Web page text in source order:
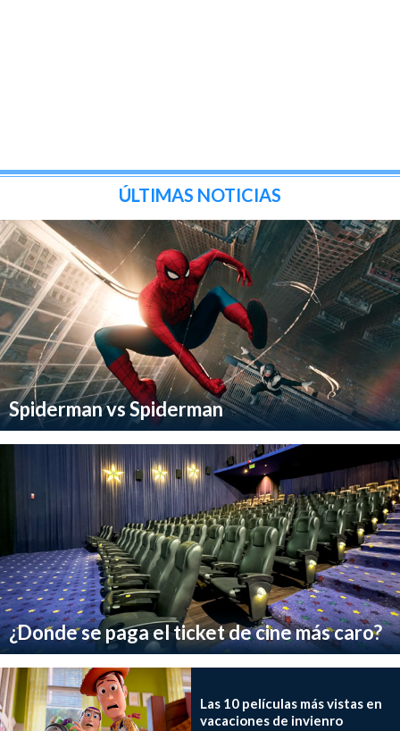
ÚLTIMAS NOTICIAS
Spiderman vs Spiderman
¿Donde se paga el ticket de cine más caro?
Las 10 películas más vistas en
vacaciones de invienro